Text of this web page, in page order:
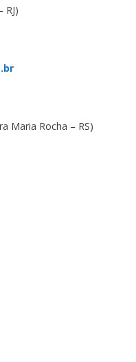
RJ)
Maria Rocha – RS)